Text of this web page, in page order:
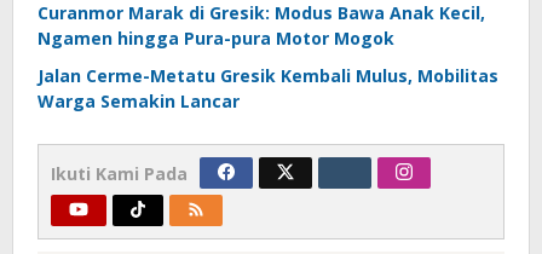
Curanmor Marak di Gresik: Modus Bawa Anak Kecil,
Ngamen hingga Pura-pura Motor Mogok
Jalan Cerme-Metatu Gresik Kembali Mulus, Mobilitas
Warga Semakin Lancar
Ikuti Kami Pada